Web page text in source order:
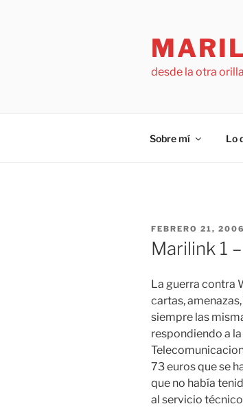
desde la otra orilla
Sobre mí Lo
PUBLICADO
EL
FEBRERO 21, 2006
Marilink 1
La guerra contra
cartas,
siempre las
respondiendo a
73 euros que se
que no había
al servicio